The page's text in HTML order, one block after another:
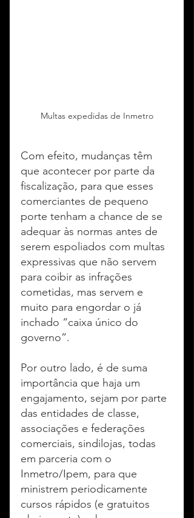
Multas expedidas de Inmetro
Com efeito, mudanças têm
que acontecer por parte da
fiscalização, para que esses
comerciantes de pequeno
porte tenham a chance de se
adequar às normas antes de
serem espoliados com multas
expressivas que não servem
para coibir as infrações
cometidas, mas servem e
muito para engordar o já
inchado “caixa único do
governo”.
Por outro lado, é de suma
importância que haja um
engajamento, sejam por parte
das entidades de classe,
associações e federações
comerciais, sindilojas, todas
em parceria com o
Inmetro/Ipem, para que
ministrem periodicamente
cursos rápidos (e gratuitos